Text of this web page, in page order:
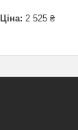
Ціна: 2 525 ₴